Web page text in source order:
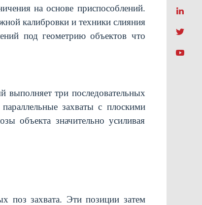
на основе приспособлений.
калибровки и техники слияния
под геометрию объектов что
выполняет три последовательных
захваты с плоскими
объекта значительно усиливая
поз захвата. Эти позиции затем